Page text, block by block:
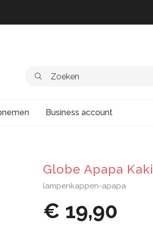
Business account
Globe Apapa Kaki
lampenkappen-apapa
€ 19,90